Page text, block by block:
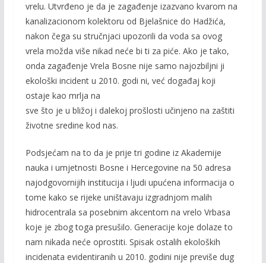
vrelu. Utvrđeno je da je zagađenje izazvano kvarom na
kanalizacionom kolektoru od Bjelašnice do Hadžića,
nakon čega su stručnjaci upozorili da voda sa ovog
vrela možda više nikad neće bi ti za piće. Ako je tako,
onda zagađenje Vrela Bosne nije samo najozbiljni ji
ekološki incident u 2010. godi ni, već događaj koji
ostaje kao mrlja na
sve što je u bližoj i dalekoj prošlosti učinjeno na zaštiti
životne sredine kod nas.
Podsjećam na to da je prije tri godine iz Akademije
nauka i umjetnosti Bosne i Hercegovine na 50 adresa
najodgovornijih institucija i ljudi upućena informacija o
tome kako se rijeke uništavaju izgradnjom malih
hidrocentrala sa posebnim akcentom na vrelo Vrbasa
koje je zbog toga presušilo. Generacije koje dolaze to
nam nikada neće oprostiti. Spisak ostalih ekoloških
incidenata evidentiranih u 2010. godini nije previše dug